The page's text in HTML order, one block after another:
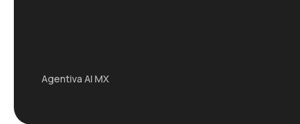
Agentiva AI MX